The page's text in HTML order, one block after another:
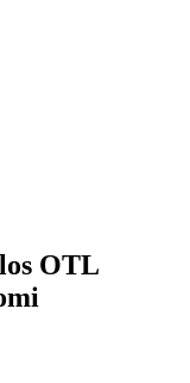
OTL